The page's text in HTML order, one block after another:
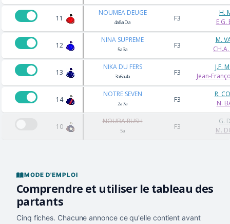
11
NOUMEA DEUGE
4a8aDa F3
H.
E.G.
12
NINA SUPREME
5a3a F3
M.
13
NIKA DU FERS
3a6a4a F3
J.F.
Jean-
14
NOTRE SEVEN
2a7a F3
R.
N.
10
NOUBA RUSH
5a F3
G.
M.
MODE D'EMPLOI
Comprendre et utiliser le tableau des
partants
Cinq fiches. Chacune annonce ce qu'elle contient avant